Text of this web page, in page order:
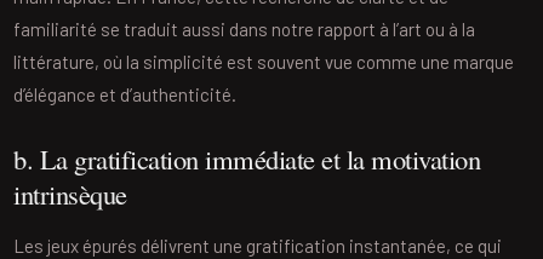
familiarité se traduit aussi dans notre rapport à l’art ou à la
littérature, où la simplicité est souvent vue comme une marque
d’élégance et d’authenticité.
b. La gratification immédiate et la motivation
intrinsèque
Les jeux épurés délivrent une gratification instantanée, ce qui